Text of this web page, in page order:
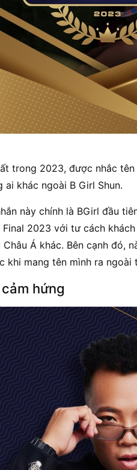
trong 2023, được nhắc
khác ngoài B Girl Shun.
này chính là BGirl đầu
Final 2023 với tư cách
Á khác. Bên cạnh đó,
khi mang tên mình ra ngoài
hứng